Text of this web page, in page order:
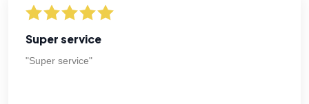
Super service
"Super service"